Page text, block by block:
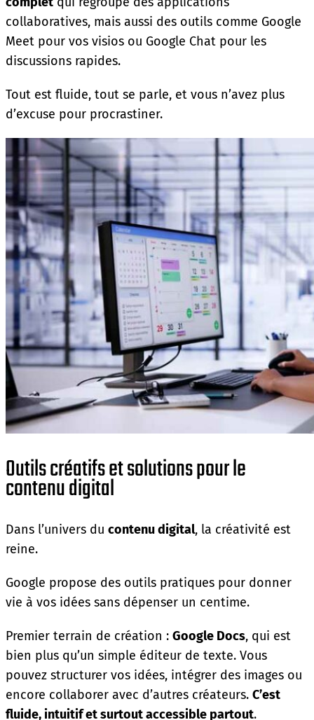
collaboratives, mais aussi des outils comme Google
Meet pour vos visios ou Google Chat pour les
discussions rapides.
Tout est fluide, tout se parle, et vous n’avez plus
d’excuse pour procrastiner.
Outils créatifs et solutions pour le
contenu digital
Dans l’univers du contenu digital, la créativité est
reine.
Google propose des outils pratiques pour donner
vie à vos idées sans dépenser un centime.
Premier terrain de création : Google Docs, qui est
bien plus qu’un simple éditeur de texte. Vous
pouvez structurer vos idées, intégrer des images ou
encore collaborer avec d’autres créateurs. C’est
fluide, intuitif et surtout accessible partout.